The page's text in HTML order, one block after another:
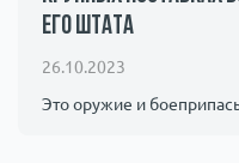
Происшествия
Армия
его штата
26.10.2023
Это оружие и